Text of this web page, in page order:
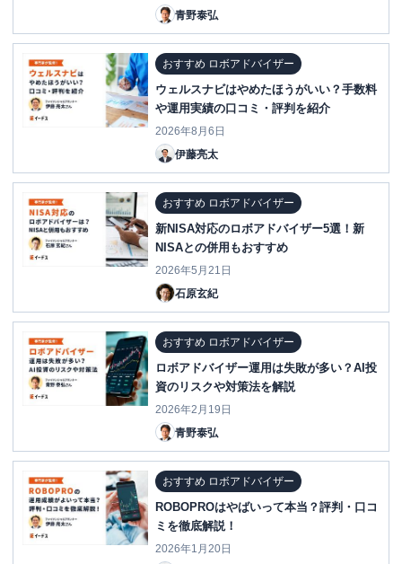
青野泰弘
おすすめ ロボアドバイザー
ウェルスナビはやめたほうがいい？手数料
や運用実績の口コミ・評判を紹介
2026年8月6日
伊藤亮太
おすすめ ロボアドバイザー
新NISA対応のロボアドバイザー5選！新
NISAとの併用もおすすめ
2026年5月21日
石原玄紀
おすすめ ロボアドバイザー
ロボアドバイザー運用は失敗が多い？AI投
資のリスクや対策法を解説
2026年2月19日
青野泰弘
おすすめ ロボアドバイザー
ROBOPROはやばいって本当？評判・口コ
ミを徹底解説！
2026年1月20日